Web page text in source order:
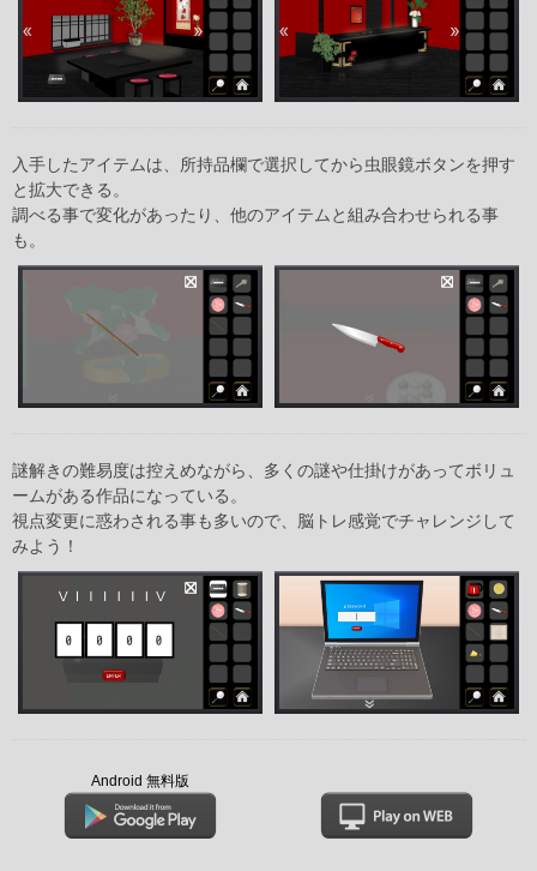
入手したアイテムは、所持品欄で選択してから虫眼鏡ボタンを押す
と拡大できる。
調べる事で変化があったり、他のアイテムと組み合わせられる事
も。
謎解きの難易度は控えめながら、多くの謎や仕掛けがあってボリュ
ームがある作品になっている。
視点変更に惑わされる事も多いので、脳トレ感覚でチャレンジして
みよう！
Android 無料版